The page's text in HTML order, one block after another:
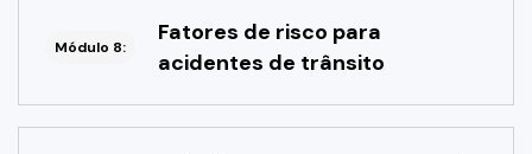
Módulo 8:
Fatores de risco para
acidentes de trânsito